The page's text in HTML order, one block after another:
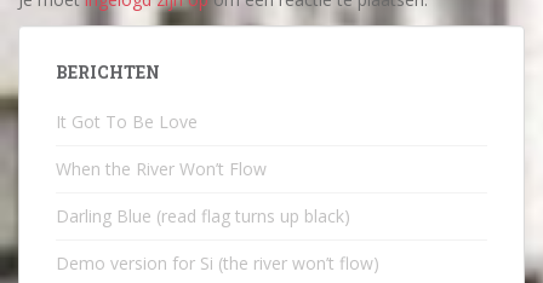
BERICHTEN
It Got To Be Love
When the River Won’t Flow
Darling Blue (read flag turns up black)
Demo version for Si (the river won’t flow)